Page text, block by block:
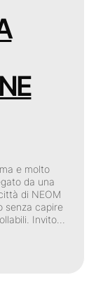
e molto
da una
di NEOM
senza capire
Invito…